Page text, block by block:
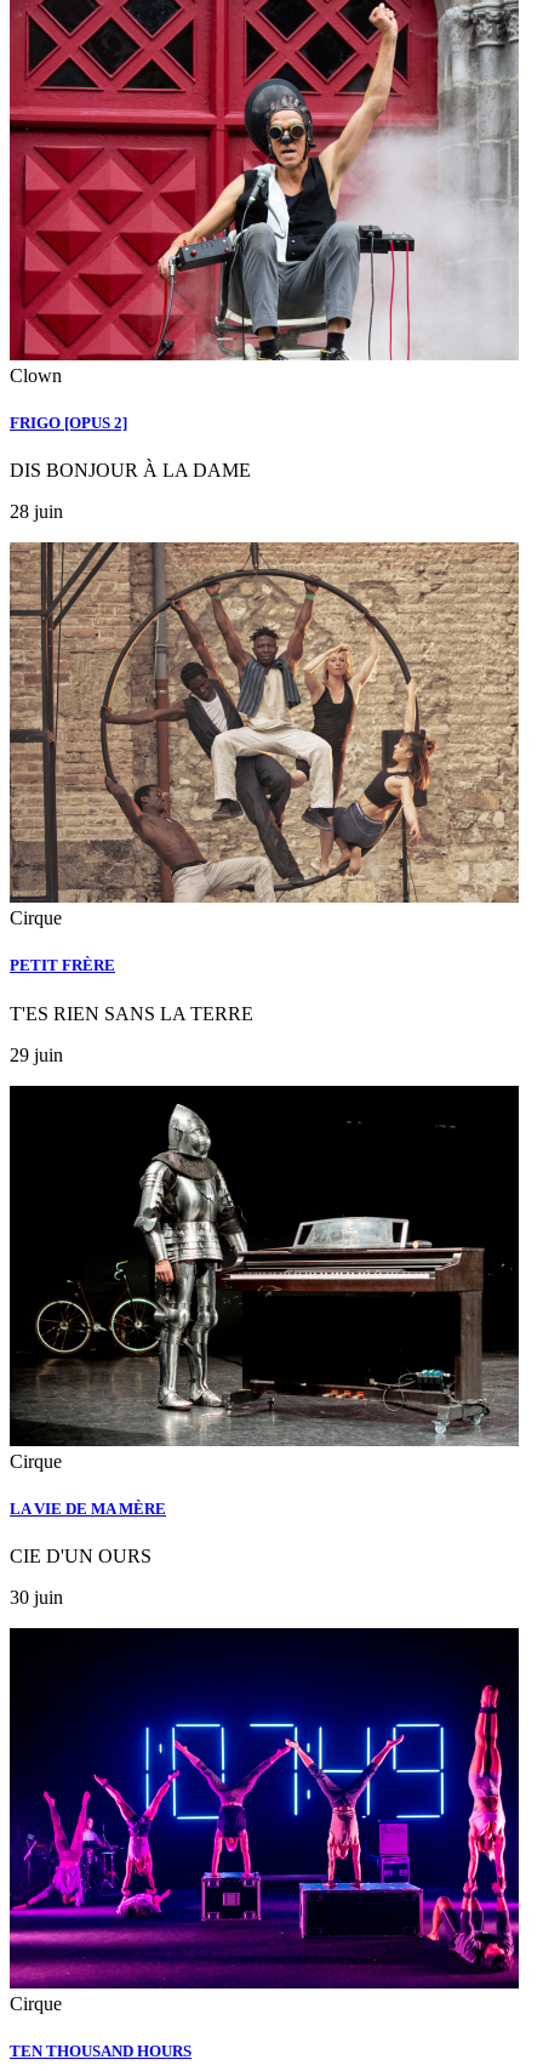
Clown
FRIGO [OPUS 2]
DIS BONJOUR À LA DAME
28 juin
Cirque
PETIT FRÈRE
T'ES RIEN SANS LA TERRE
29 juin
Cirque
LA VIE DE MA MÈRE
CIE D'UN OURS
30 juin
Cirque
TEN THOUSAND HOURS